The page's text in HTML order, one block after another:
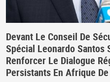
Devant Le Conseil De
Spécial Leonardo Santos
Renforcer Le Dialogue
Persistants En Afrique